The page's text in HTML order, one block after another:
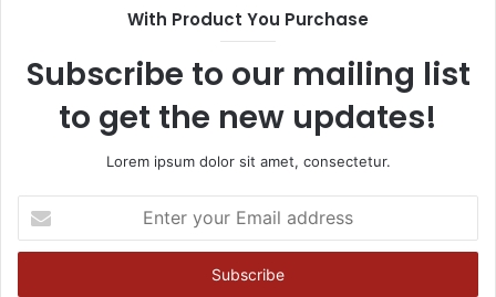
With Product You Purchase
Subscribe to our mailing list
to get the new updates!
Lorem ipsum dolor sit amet, consectetur.
your
Email